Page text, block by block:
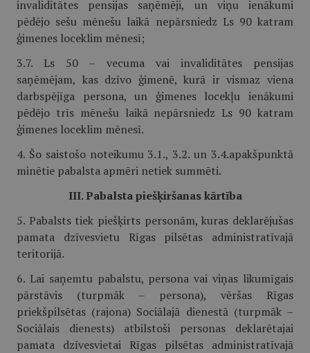
invaliditātes pensijas saņēmēji, un viņu ienākumi
pēdējo sešu mēnešu laikā nepārsniedz Ls 90 katram
ģimenes loceklim mēnesī;
3.7. Ls 50 – vecuma vai invaliditātes pensijas
saņēmējam, kas dzīvo ģimenē, kurā ir vismaz viena
darbspējīga persona, un ģimenes locekļu ienākumi
pēdējo trīs mēnešu laikā nepārsniedz Ls 90 katram
ģimenes loceklim mēnesī.
4. Šo saistošo noteikumu 3.1., 3.2. un 3.4.apakšpunktā
minētie pabalsta apmēri netiek summēti.
III. Pabalsta piešķiršanas kārtība
5. Pabalsts tiek piešķirts personām, kuras deklarējušas
pamata dzīvesvietu Rīgas pilsētas administratīvajā
teritorijā.
6. Lai saņemtu pabalstu, persona vai viņas likumīgais
pārstāvis (turpmāk – persona), vēršas Rīgas
priekšpilsētas (rajona) Sociālajā dienestā (turpmāk –
Sociālais dienests) atbilstoši personas deklarētajai
pamata dzīvesvietai Rīgas pilsētas administratīvajā